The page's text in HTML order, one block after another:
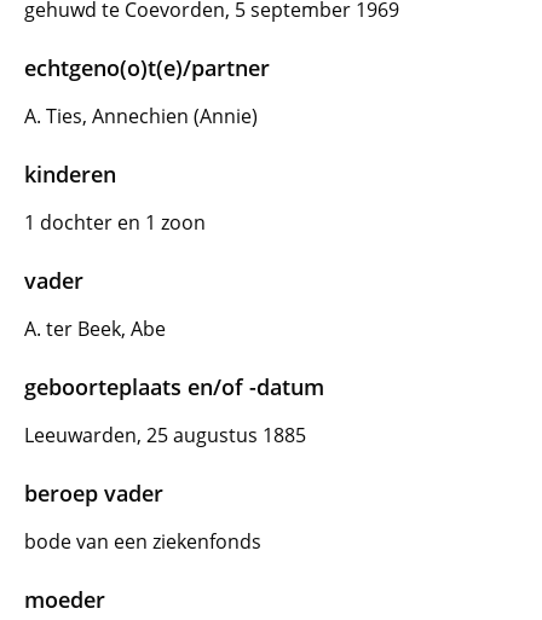
gehuwd te Coevorden, 5 september 1969
echtgeno(o)t(e)/partner
A. Ties, Annechien (Annie)
kinderen
1 dochter en 1 zoon
vader
A. ter Beek, Abe
geboorteplaats en/of -datum
Leeuwarden, 25 augustus 1885
beroep vader
bode van een ziekenfonds
moeder